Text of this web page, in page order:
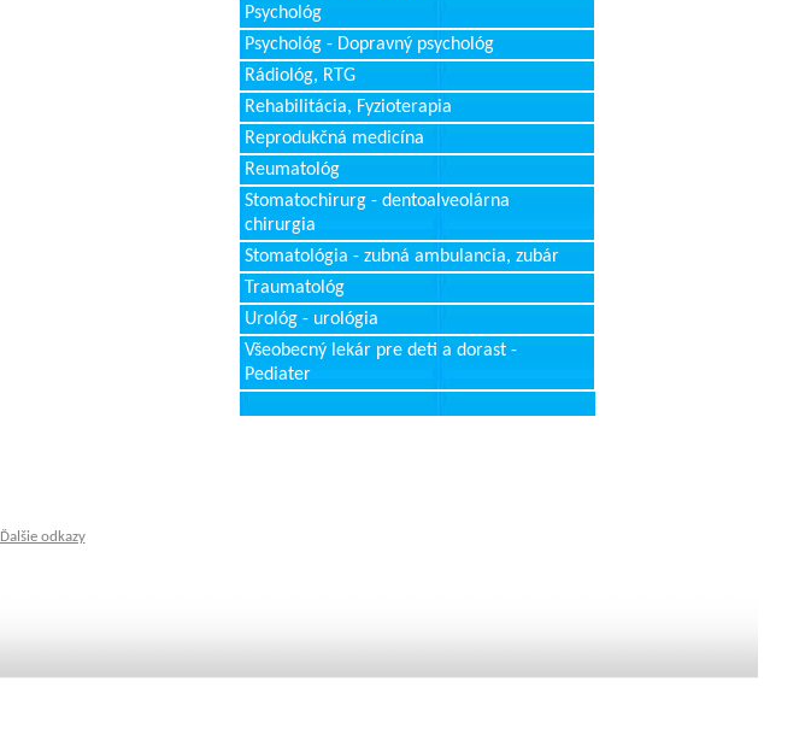
Psychológ
Psychológ - Dopravný psychológ
Rádiológ, RTG
Rehabilitácia, Fyzioterapia
Reprodukčná medicína
Reumatológ
Stomatochirurg - dentoalveolárna
chirurgia
Stomatológia - zubná ambulancia, zubár
Traumatológ
Urológ - urológia
Všeobecný lekár pre deti a dorast -
Pediater
Ďalšie odkazy